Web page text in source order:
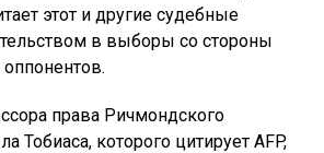
этот и другие судебные
в выборы со стороны
оппонентов.
права Ричмондского
Тобиаса, которого цитирует AFP,